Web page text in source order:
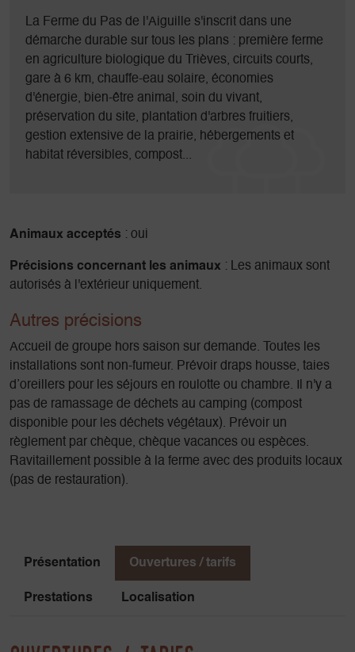
A l'espace vente, en fonction des stocks disponibles et de la
saison, vous trouverez de la viande de porc et d'agneau de
la ferme ainsi que des produits locaux, de saison et bio.
La Ferme du Pas de l'Aiguille s'inscrit dans une
démarche durable sur tous les plans : première ferme
en agriculture biologique du Trièves, circuits courts,
gare à 6 km, chauffe-eau solaire, économies
d'énergie, bien-être animal, soin du vivant,
préservation du site, plantation d'arbres fruitiers,
gestion extensive de la prairie, hébergements et
habitat réversibles, compost...
Animaux acceptés : oui
Précisions concernant les animaux : Les animaux sont
autorisés à l'extérieur uniquement.
Autres précisions
Accueil de groupe hors saison sur demande. Toutes les
installations sont non-fumeur. Prévoir draps housse, taies
d’oreillers pour les séjours en roulotte ou chambre. Il n'y a
pas de ramassage de déchets au camping (compost
disponible pour les déchets végétaux). Prévoir un
règlement par chèque, chèque vacances ou espèces.
Ravitaillement possible à la ferme avec des produits locaux
(pas de restauration).
Présentation Ouvertures / tarifs
Prestations Localisation